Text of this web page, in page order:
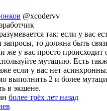
@xcodervv
так: если у вас
то должна быть
же у вас просто происходит
мутацию. Есть
если у вас нет
выполнить 2 и более
в экшене.
более трёх лет назад